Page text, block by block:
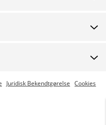
levering er mulig
Juridisk Bekendtgørelse Cookies